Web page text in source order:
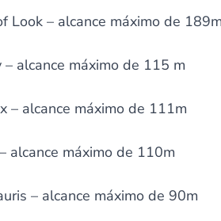
Look – alcance máximo de
– alcance máximo de 115 m
– alcance máximo de 111m
alcance máximo de 110m
– alcance máximo de 90m